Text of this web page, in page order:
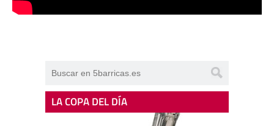
LA COPA DEL DÍA